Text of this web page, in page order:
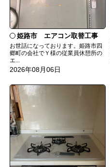
姫路市 エアコン取替工事
お世話になっております。姫路市四
郷町の会社でＹ様の従業員休憩所の
エ...
2026年08月06日